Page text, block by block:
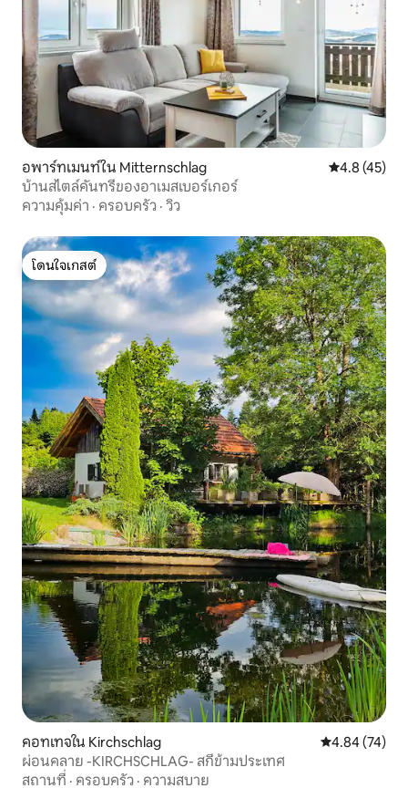
อพาร์ทเมนท์ใน Mitternschlag คะแนนเฉลี่ย
4.8 (45)
บ้านสไตล์คันทรีของอาเมสเบอร์เกอร์
ความคุ้มค่า · ครอบครัว · วิว
โดนใจเกสต์
โดนใจเกสต์
คอทเทจใน Kirchschlag คะแนนเฉลี่ย
4.84 (74)
ผ่อนคลาย -KIRCHSCHLAG- สกีข้ามประเทศ
สถานที่ · ครอบครัว · ความสบาย